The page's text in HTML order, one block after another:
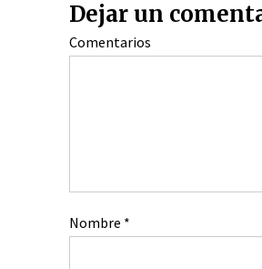
Dejar un
Comentarios
Nombre *